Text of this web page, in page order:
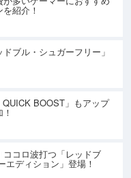
多いゲーマーにおすすめ
紹介！
ブル・シュガーフリー」
BOOST」もアップ
コロ波打つ「レッドブ
ディション」登場！